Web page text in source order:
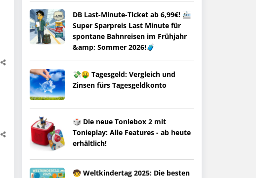
DB Last-Minute-Ticket ab 6,99€! 🚈
Super Sparpreis Last Minute für
spontane Bahnreisen im Frühjahr
&amp; Sommer 2026!🧳
💸🤑 Tagesgeld: Vergleich und
Zinsen fürs Tagesgeldkonto
🎲 Die neue Toniebox 2 mit
Tonieplay: Alle Features - ab heute
erhältlich!
🧒 Weltkindertag 2025: Die besten